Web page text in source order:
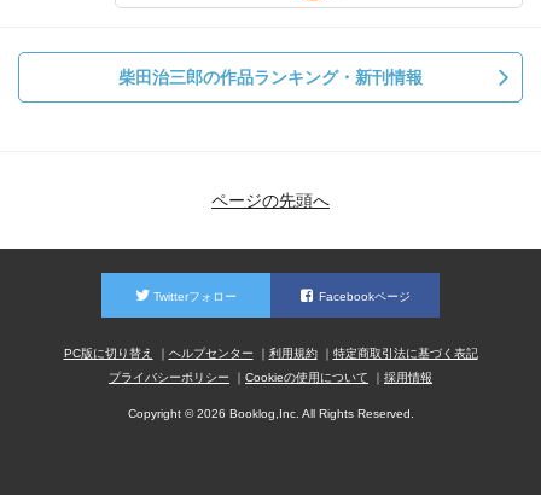
柴田治三郎の作品ランキング・新刊情報
ページの先頭へ
Twitterフォロー Facebookページ
PC版に切り替え ヘルプセンター 利用規約
特定商取引法に基づく表記
プライバシーポリシー
Cookieの使用について 採用情報
Copyright © 2026 Booklog,Inc. All Rights Reserved.